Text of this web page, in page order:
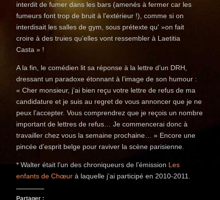
interdit de fumer dans les bars (amenés à fermer car les
fumeurs font trop de bruit à l’extérieur !), comme si on
interdisait les salles de gym, sous prétexte qu' »on fait
croire à des truies qu’elles vont ressembler à Laetitia
Casta » !
A la fin, le comédien lit sa réponse à la lettre d’un DRH,
dressant un paradoxe étonnant à l’image de son humour :
« Cher monsieur, j’ai bien reçu votre lettre de refus de ma
candidature et je suis au regret de vous annoncer que je ne
peux l’accepter. Vous comprendrez que je reçois un nombre
important de lettres de refus… Je commencerai donc à
travailler chez vous la semaine prochaine… » Encore une
pincée d’esprit belge pour raviver la scène parisienne.
* Walter était l’un des chroniqueurs de l’émission Les
enfants de Chœur à laquelle j’ai participé en 2010-2011.